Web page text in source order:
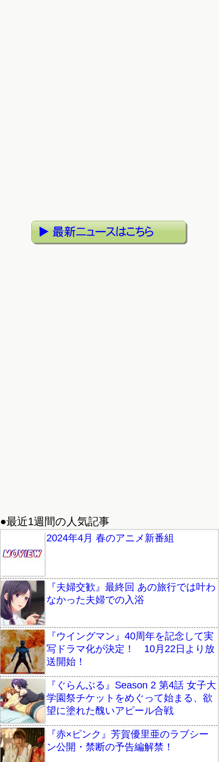
●最近1週間の人気記事
2024年4月 春のアニメ新番組
『夫婦交歓』最終回 あの旅行では叶わ
なかった夫婦での入浴
『ウイングマン』40周年を記念して実
写ドラマ化が決定！ 10月22日より放
送開始！
『ぐらんぶる』Season 2 第4話 女子大
学園祭チケットをめぐって始まる、欲
望に塗れた醜いアピール合戦
『赤×ピンク』芳賀優里亜のラブシー
ン公開・禁断の予告編解禁！